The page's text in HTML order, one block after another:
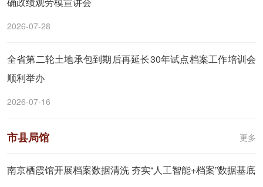
2026-07-28
全省第二轮土地承包到期后再延长30年试点档案工作培训会
顺利举办
2026-07-16
市县局馆 更多
南京栖霞馆开展档案数据清洗 夯实“人工智能+档案”数据基底